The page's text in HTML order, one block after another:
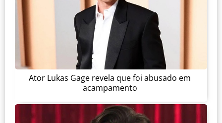
Ator Lukas Gage revela que foi abusado em
acampamento